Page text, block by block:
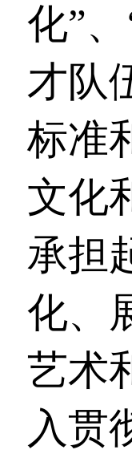
化”
才队
标准
文化
承担
化、
艺术
入贯